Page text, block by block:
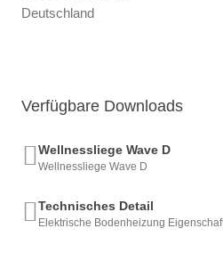
Deutschland
Verfügbare Downloads
Wellnessliege Wave D
Wellnessliege Wave D
Technisches Detail
Elektrische Bodenheizung